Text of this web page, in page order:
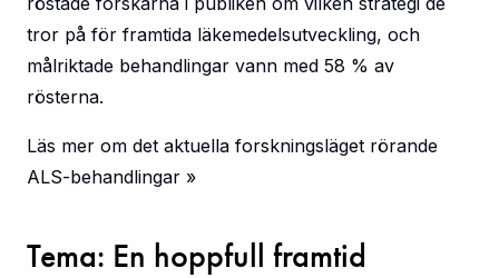
tror på för framtida läkemedelsutveckling, och
målriktade behandlingar vann med 58 % av
rösterna.
Läs mer om det aktuella forskningsläget rörande
ALS-behandlingar »
Tema: En hoppfull framtid